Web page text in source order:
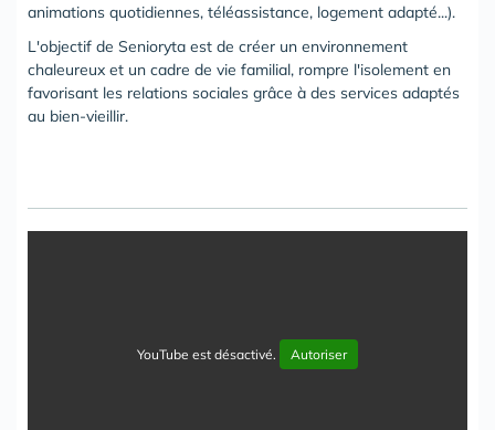
animations quotidiennes, téléassistance, logement adapté...).
L'objectif de Senioryta est de créer un environnement
chaleureux et un cadre de vie familial, rompre l'isolement en
favorisant les relations sociales grâce à des services adaptés
au bien-vieillir.
YouTube est désactivé. Autoriser